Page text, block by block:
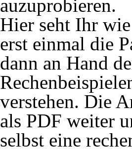
auzuprobieren.
Hier seht Ihr
erst einmal die
dann an Hand
verstehen. Die
als PDF weiter
selbst eine